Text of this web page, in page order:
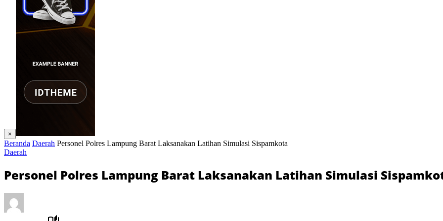
×
Beranda Daerah Personel Polres Lampung Barat Laksanakan Latihan Simulasi Sispamkota
Daerah
Personel Polres Lampung Barat Laksanakan Latihan Simulasi